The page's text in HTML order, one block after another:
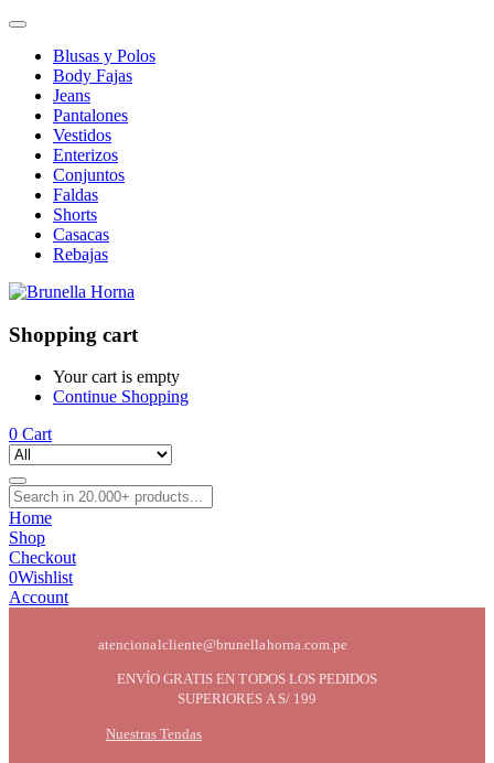
Blusas y Polos
Body Fajas
Jeans
Pantalones
Vestidos
Enterizos
Conjuntos
Faldas
Shorts
Casacas
Rebajas
Shopping cart
Your cart is empty
Continue Shopping
0 Cart
Home
Shop
Checkout
0Wishlist
Account
atencionalcliente@brunellahorna.com.pe
ENVÍO GRATIS EN TODOS LOS PEDIDOS
SUPERIORES A S/ 199
Nuestras Tendas